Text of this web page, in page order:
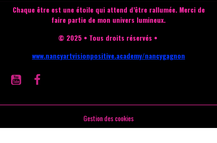
Chaque être est une étoile qui attend d’être rallumée. Merci de
faire partie de mon univers lumineux.
© 2025 • Tous droits réservés •
www.nancyartvisionpositive.academy/nancygagnon
Gestion des cookies